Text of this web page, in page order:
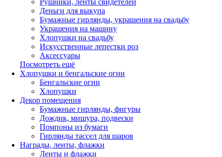
Деньги для выкупа
Бумажные гирлянды, украшения на свадьбу
Украшения на машину
Хлопушки на свадьбу
Искусственные лепестки роз
Аксессуары
Посмотреть ещё
Хлопушки и бенгальские огни
Бенгальские огни
Хлопушки
Декор помещения
Бумажные гирлянды, фигуры
Дождик, мишура, подвески
Помпоны из бумаги
Гирлянды тассел для шаров
Награды, ленты, флажки
Ленты и флажки